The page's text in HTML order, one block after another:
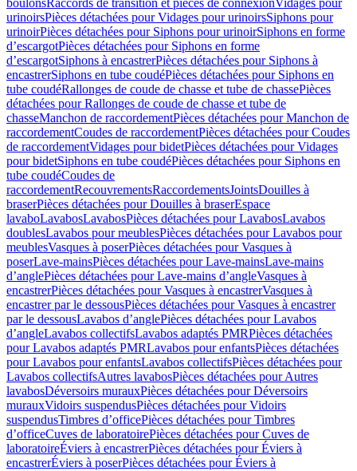
boulonsRaccords de transition et pièces de connexionVidages pour
urinoirsPièces détachées pour Vidages pour urinoirsSiphons pour
urinoirPièces détachées pour Siphons pour urinoirSiphons en forme
d’escargotPièces détachées pour Siphons en forme
d’escargotSiphons à encastrerPièces détachées pour Siphons à
encastrerSiphons en tube coudéPièces détachées pour Siphons en
tube coudéRallonges de coude de chasse et tube de chassePièces
détachées pour Rallonges de coude de chasse et tube de
chasseManchon de raccordementPièces détachées pour Manchon de
raccordementCoudes de raccordementPièces détachées pour Coudes
de raccordementVidages pour bidetPièces détachées pour Vidages
pour bidetSiphons en tube coudéPièces détachées pour Siphons en
tube coudéCoudes de
raccordementRecouvrementsRaccordementsJointsDouilles à
braserPièces détachées pour Douilles à braserEspace
lavaboLavabosLavabosPièces détachées pour LavabosLavabos
doublesLavabos pour meublesPièces détachées pour Lavabos pour
meublesVasques à poserPièces détachées pour Vasques à
poserLave-mainsPièces détachées pour Lave-mainsLave-mains
d’anglePièces détachées pour Lave-mains d’angleVasques à
encastrerPièces détachées pour Vasques à encastrerVasques à
encastrer par le dessousPièces détachées pour Vasques à encastrer
par le dessousLavabos d’anglePièces détachées pour Lavabos
d’angleLavabos collectifsLavabos adaptés PMRPièces détachées
pour Lavabos adaptés PMRLavabos pour enfantsPièces détachées
pour Lavabos pour enfantsLavabos collectifsPièces détachées pour
Lavabos collectifsAutres lavabosPièces détachées pour Autres
lavabosDéversoirs murauxPièces détachées pour Déversoirs
murauxVidoirs suspendusPièces détachées pour Vidoirs
suspendusTimbres dʼofficePièces détachées pour Timbres
dʼofficeCuves de laboratoirePièces détachées pour Cuves de
laboratoireÉviers à encastrerPièces détachées pour Éviers à
encastrerÉviers à poserPièces détachées pour Éviers à